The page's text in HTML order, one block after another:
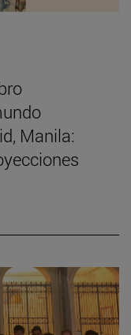
Manila: